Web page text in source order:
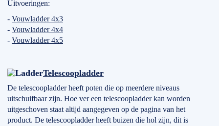
Uitvoeringen:
- Vouwladder 4x3
- Vouwladder 4x4
- Vouwladder 4x5
Telescoopladder
De telescoopladder heeft poten die op meerdere niveaus
uitschuifbaar zijn. Hoe ver een telescoopladder kan worden
uitgeschoven staat altijd aangegeven op de pagina van het
product. De telescoopladder heeft buizen die hol zijn, dit is